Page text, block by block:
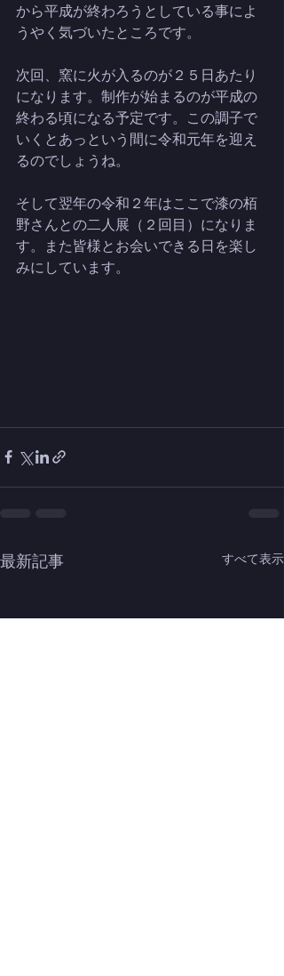
から平成が終わろうとしている事によ
うやく気づいたところです。
次回、窯に火が入るのが２５日あたり
になります。制作が始まるのが平成の
終わる頃になる予定です。この調子で
いくとあっという間に令和元年を迎え
るのでしょうね。
そして翌年の令和２年はここで漆の栢
野さんとの二人展（２回目）になりま
す。また皆様とお会いできる日を楽し
みにしています。
最新記事 すべて表示